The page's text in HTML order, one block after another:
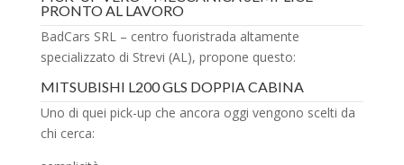
PRONTO AL LAVORO
BadCars SRL – centro fuoristrada altamente
specializzato di Strevi (AL), propone questo:
MITSUBISHI L200 GLS DOPPIA CABINA
Uno di quei pick-up che ancora oggi vengono scelti da
chi cerca: